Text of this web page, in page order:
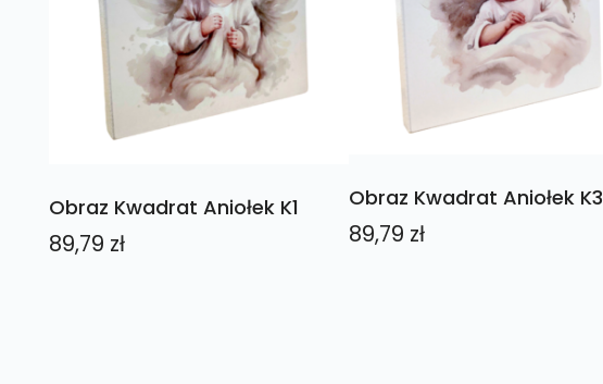
Obraz Kwadrat Aniołek K1
89,79 zł
Obraz Kwadrat Aniołek K3
89,79 zł